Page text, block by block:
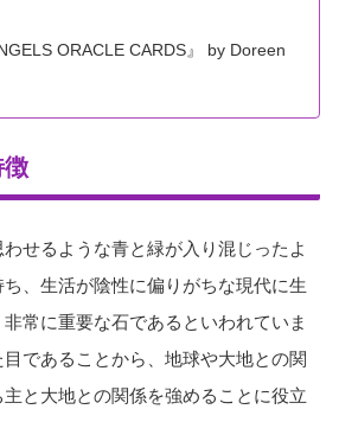
ORACLE CARDS』 by Doreen
徴
せるような青と緑が入り混じったよ
、生活が陰性に偏りがちな現代に生
常に重要な石であるといわれていま
であることから、地球や大地との関
と大地との関係を強めることに役立